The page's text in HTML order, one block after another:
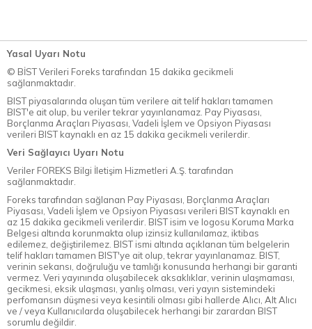
Yasal Uyarı Notu
© BİST Verileri Foreks tarafından 15 dakika gecikmeli
sağlanmaktadır.
BIST piyasalarında oluşan tüm verilere ait telif hakları tamamen
BIST'e ait olup, bu veriler tekrar yayınlanamaz. Pay Piyasası,
Borçlanma Araçları Piyasası, Vadeli İşlem ve Opsiyon Piyasası
verileri BIST kaynaklı en az 15 dakika gecikmeli verilerdir.
Veri Sağlayıcı Uyarı Notu
Veriler FOREKS Bilgi İletişim Hizmetleri A.Ş. tarafından
sağlanmaktadır.
Foreks tarafından sağlanan Pay Piyasası, Borçlanma Araçları
Piyasası, Vadeli İşlem ve Opsiyon Piyasası verileri BIST kaynaklı en
az 15 dakika gecikmeli verilerdir. BIST isim ve logosu Koruma Marka
Belgesi altında korunmakta olup izinsiz kullanılamaz, iktibas
edilemez, değiştirilemez. BIST ismi altında açıklanan tüm belgelerin
telif hakları tamamen BIST'ye ait olup, tekrar yayınlanamaz. BIST,
verinin sekansı, doğruluğu ve tamlığı konusunda herhangi bir garanti
vermez. Veri yayınında oluşabilecek aksaklıklar, verinin ulaşmaması,
gecikmesi, eksik ulaşması, yanlış olması, veri yayın sistemindeki
perfomansın düşmesi veya kesintili olması gibi hallerde Alıcı, Alt Alıcı
ve / veya Kullanıcılarda oluşabilecek herhangi bir zarardan BIST
sorumlu değildir.